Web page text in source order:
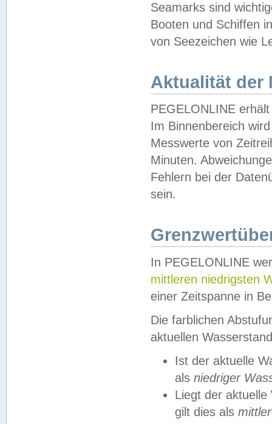
Seamarks sind
Booten und Schiffen
von Seezeichen wie
Aktualität der
PEGELONLINE
Im Binnenbereich
Messwerte von
Minuten.
Fehlern bei der
sein.
In PEGELONLINE
mittleren niedrigsten
einer Zeitspanne in
Die farblichen
aktuellen
Ist der aktuelle
als niedriger
Liegt der
gilt dies als